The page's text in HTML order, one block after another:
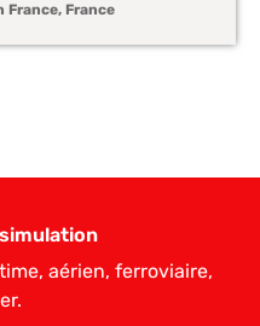
France, France
aérien, ferroviaire,